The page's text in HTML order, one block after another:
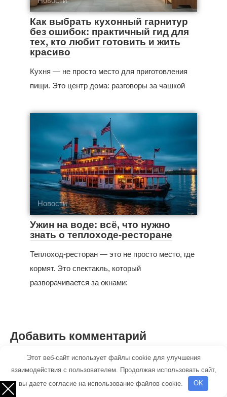
Как выбрать кухонный гарнитур
без ошибок: практичный гид для
тех, кто любит готовить и жить
красиво
Кухня — не просто место для приготовления
пищи. Это центр дома: разговоры за чашкой
Новости
Ужин на воде: всё, что нужно
знать о теплоходе-ресторане
Теплоход-ресторан — это не просто место, где
кормят. Это спектакль, который
разворачивается за окнами:
Добавить комментарий
Имя*
Этот веб-сайт использует файлы cookie для улучшения
взаимодействия с пользователем. Продолжая использовать сайт,
вы даете согласие на использование файлов cookie.
OK